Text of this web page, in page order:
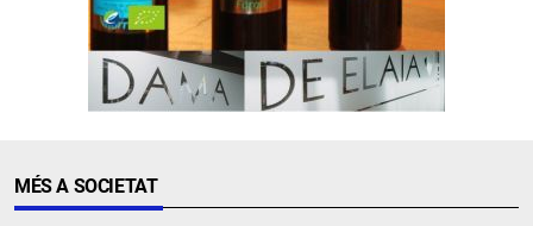
MÉS A SOCIETAT